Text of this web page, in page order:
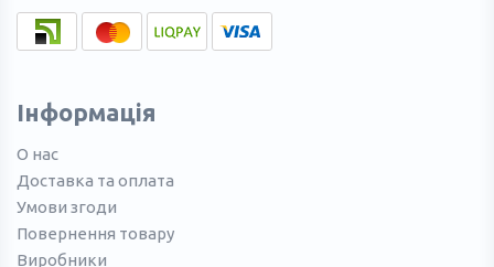
Інформація
О нас
Доставка та оплата
Умови згоди
Повернення товару
Виробники